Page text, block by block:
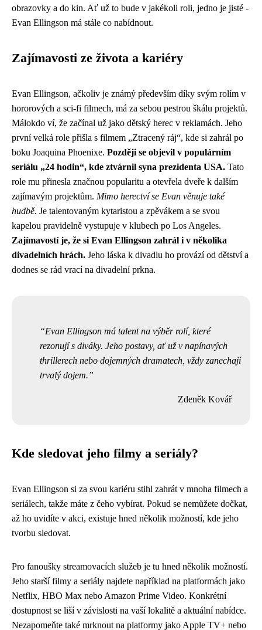
obrazovky a do kin. Ať už to bude v jakékoli roli, jedno je jisté -
Evan Ellingson má stále co nabídnout.
Zajímavosti ze života a kariéry
Evan Ellingson, ačkoliv je známý především díky svým rolím v
hororových a sci-fi filmech, má za sebou pestrou škálu projektů.
Málokdo ví, že začínal už jako dětský herec v reklamách. Jeho
první velká role přišla s filmem „Ztracený ráj“, kde si zahrál po
boku Joaquina Phoenixe. Později se objevil v populárním
seriálu „24 hodin“, kde ztvárnil syna prezidenta USA. Tato
role mu přinesla značnou popularitu a otevřela dveře k dalším
zajímavým projektům. Mimo herectví se Evan věnuje také
hudbě. Je talentovaným kytaristou a zpěvákem a se svou
kapelou pravidelně vystupuje v klubech po Los Angeles.
Zajímavostí je, že si Evan Ellingson zahrál i v několika
divadelních hrách. Jeho láska k divadlu ho provází od dětství a
dodnes se rád vrací na divadelní prkna.
Evan Ellingson má talent na výběr rolí, které
rezonují s diváky. Jeho postavy, ať už v napínavých
thrillerech nebo dojemných dramatech, vždy zanechají
trvalý dojem.
Zdeněk Kovář
Kde sledovat jeho filmy a seriály?
Evan Ellingson si za svou kariéru stihl zahrát v mnoha filmech a
seriálech, takže máte z čeho vybírat. Pokud se nemůžete dočkat,
až ho uvidíte v akci, existuje hned několik možností, kde jeho
tvorbu sledovat.
Pro fanoušky streamovacích služeb je tu hned několik možností.
Jeho starší filmy a seriály najdete například na platformách jako
Netflix, HBO Max nebo Amazon Prime Video. Konkrétní
dostupnost se liší v závislosti na vaší lokalitě a aktuální nabídce.
Nezapomeňte také mrknout na platformy jako Apple TV+ nebo